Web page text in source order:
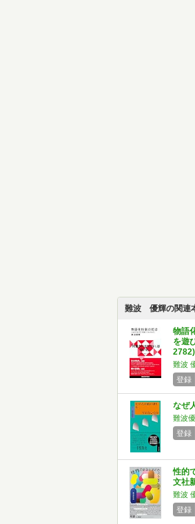
難波 優輝の関連
物語
を遊
2782)
難波
登録
なぜ
難波
登録
性的
文社
難波
登録